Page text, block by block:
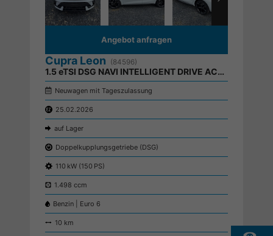
Angebot anfragen
(84596)
Cupra Leon
1.5 eTSI DSG NAVI INTELLIGENT DRIVE ACC SHZ KEYLESS
Neuwagen mit Tageszulassung
25.02.2026
auf Lager
Doppelkupplungsgetriebe (DSG)
110 kW (150 PS)
1.498 ccm
Benzin | Euro 6
10 km